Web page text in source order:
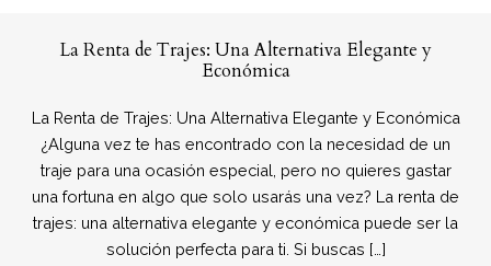
La Renta de Trajes: Una Alternativa Elegante y
Económica
La Renta de Trajes: Una Alternativa Elegante y Económica
¿Alguna vez te has encontrado con la necesidad de un
traje para una ocasión especial, pero no quieres gastar
una fortuna en algo que solo usarás una vez? La renta de
trajes: una alternativa elegante y económica puede ser la
solución perfecta para ti. Si buscas […]